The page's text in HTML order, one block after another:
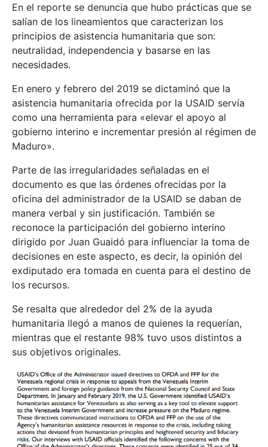
En el reporte se denuncia que hubo prácticas que se
salían de los lineamientos que caracterizan los
principios de asistencia humanitaria que son:
neutralidad, independencia y basarse en las
necesidades.
En enero y febrero del 2019 se dictaminó que la
asistencia humanitaria ofrecida por la USAID servía
como una herramienta para «elevar el apoyo al
gobierno interino e incrementar presión al régimen de
Maduro».
Parte de las irregularidades señaladas en el
documento es que las órdenes ofrecidas por la
oficina del administrador de la USAID se daban de
manera verbal y sin justificación. También se
reconoce la participación del gobierno interino
dirigido por Juan Guaidó para influenciar la toma de
decisiones en este aspecto, es decir, la opinión del
exdiputado era tomada en cuenta para el destino de
los recursos.
Se resalta que alrededor del 2% de la ayuda
humanitaria llegó a manos de quienes la requerían,
mientras que el restante 98% tuvo usos distintos a
sus objetivos originales.